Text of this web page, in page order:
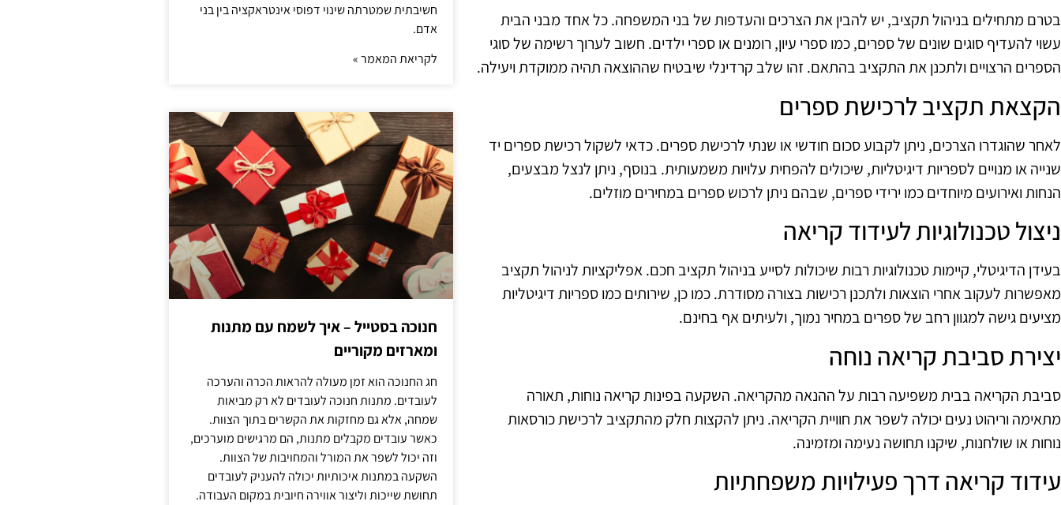
בטרם מתחילים בניהול תקציב, יש להבין את הצרכים והעדפות של בני המשפחה. כל אחד מבני הבית
עשוי להעדיף סוגים שונים של ספרים, כמו ספרי עיון, רומנים או ספרי ילדים. חשוב לערוך רשימה של סוגי
הספרים הרצויים ולתכנן את התקציב בהתאם. זהו שלב קרדינלי שיבטיח שההוצאה תהיה ממוקדת ויעילה.
הקצאת תקציב לרכישת ספרים
לאחר שהוגדרו הצרכים, ניתן לקבוע סכום חודשי או שנתי לרכישת ספרים. כדאי לשקול רכישת ספרים יד
שנייה או מנויים לספריות דיגיטליות, שיכולים להפחית עלויות משמעותית. בנוסף, ניתן לנצל מבצעים,
הנחות ואירועים מיוחדים כמו ירידי ספרים, שבהם ניתן לרכוש ספרים במחירים מוזלים.
ניצול טכנולוגיות לעידוד קריאה
בעידן הדיגיטלי, קיימות טכנולוגיות רבות שיכולות לסייע בניהול תקציב חכם. אפליקציות לניהול תקציב
מאפשרות לעקוב אחרי הוצאות ולתכנן רכישות בצורה מסודרת. כמו כן, שירותים כמו ספריות דיגיטליות
מציעים גישה למגוון רחב של ספרים במחיר נמוך, ולעיתים אף בחינם.
יצירת סביבת קריאה נוחה
סביבת הקריאה בבית משפיעה רבות על ההנאה מהקריאה. השקעה בפינות קריאה נוחות, תאורה
מתאימה וריהוט נעים יכולה לשפר את חוויית הקריאה. ניתן להקצות חלק מהתקציב לרכישת כורסאות
נוחות או שולחנות, שיקנו תחושה נעימה ומזמינה.
עידוד קריאה דרך פעילויות משפחתיות
חשיבתית שמטרתה שינוי דפוסי אינטראקציה בין בני
אדם.
לקריאת המאמר »
חנוכה בסטייל – איך לשמח עם מתנות
ומארזים מקוריים
חג החנוכה הוא זמן מעולה להראות הכרה והערכה
לעובדים. מתנות חנוכה לעובדים לא רק מביאות
שמחה, אלא גם מחזקות את הקשרים בתוך הצוות.
כאשר עובדים מקבלים מתנות, הם מרגישים מוערכים,
וזה יכול לשפר את המורל והמחויבות של הצוות.
השקעה במתנות איכותיות יכולה להעניק לעובדים
תחושת שייכות וליצור אווירה חיובית במקום העבודה.